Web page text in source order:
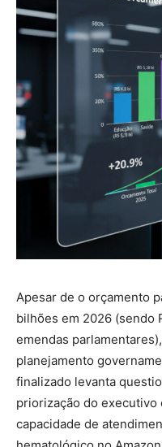
Apesar de o orçamento
bilhões em 2026 (sendo
emendas
planejamento
finalizado levanta
priorização do executivo
capacidade de